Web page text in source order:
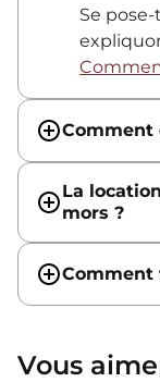
Se
Comment
La
mors ?
Comment
Vous